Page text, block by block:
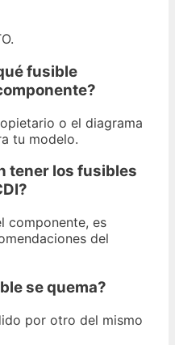
fusible
o el diagrama
tu modelo.
tener los fusibles
componente, es
del
se quema?
por otro del mismo